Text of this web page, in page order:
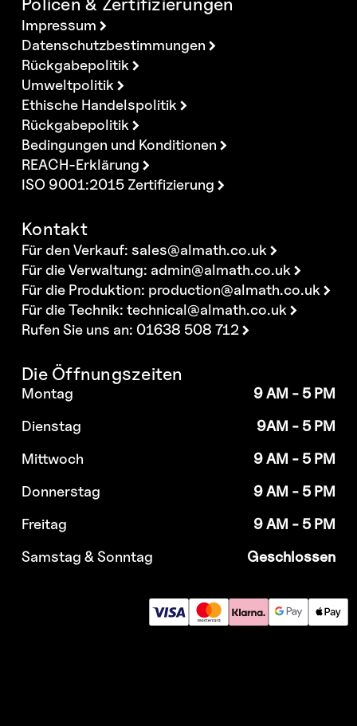
Impressum
Datenschutzbestimmungen
Rückgabepolitik
Umweltpolitik
Ethische Handelspolitik
Rückgabepolitik
Bedingungen und Konditionen
REACH-Erklärung
ISO 9001:2015 Zertifizierung
Kontakt
Für den Verkauf:sales@almath.co.uk
Für die Verwaltung: admin@almath.co.uk
Für die Produktion: production@almath.co.uk
Für die Technik:technical@almath.co.uk
Rufen Sie uns an: 01638 508 712
Die Öffnungszeiten
Montag
9 AM - 5 PM
Dienstag
9AM - 5 PM
Mittwoch
9 AM - 5 PM
Donnerstag
9 AM - 5 PM
Freitag
9 AM - 5 PM
Samstag & Sonntag
Geschlossen